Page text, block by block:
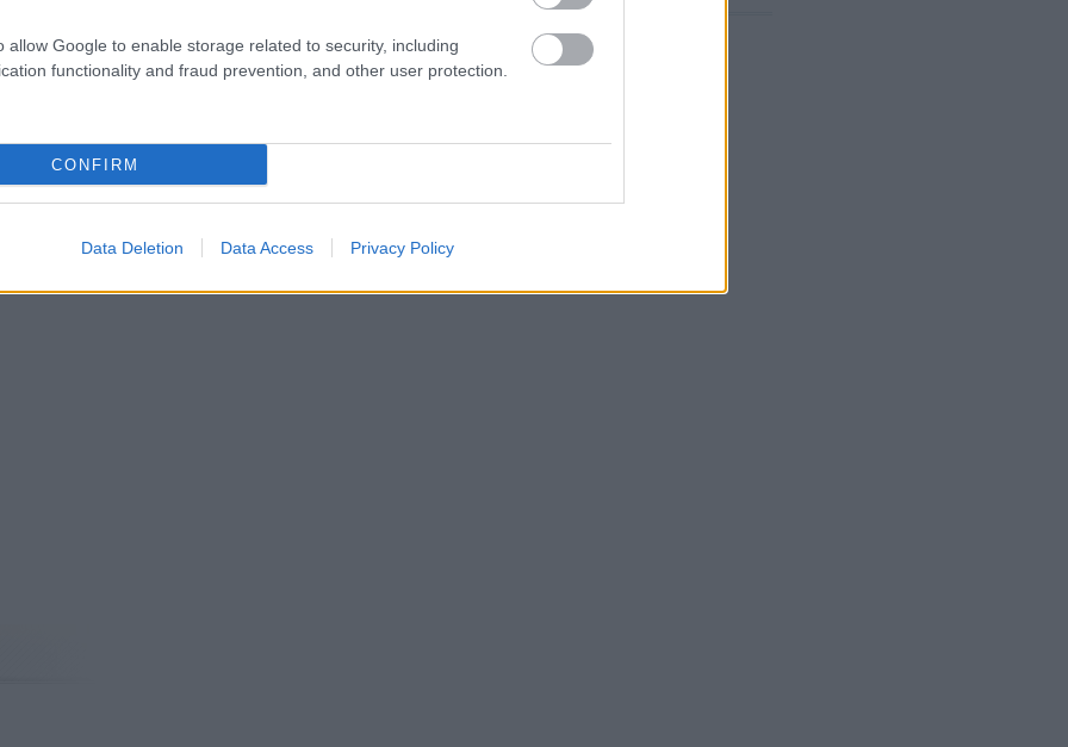
allow Google to enable storage related to security, including
functionality and fraud prevention, and other user protection.
CONFIRM
Data Deletion Data Access Privacy Policy
7636